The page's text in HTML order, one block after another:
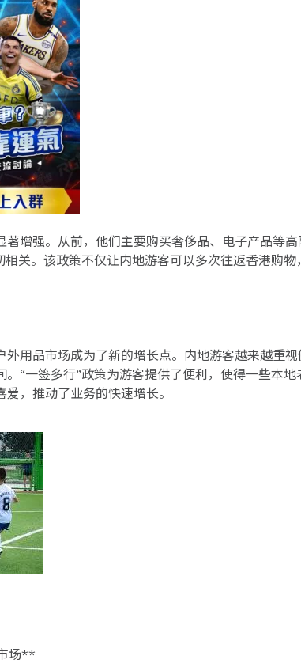
著增强。从前，他们主要购买奢侈品、电子产品等
相关。该政策不仅让内地游客可以多次往返香港购
外用品市场成为了新的增长点。内地游客越来越重
。“一签多行”政策为游客提供了便利，使得一些本
，推动了业务的快速增长。
场**